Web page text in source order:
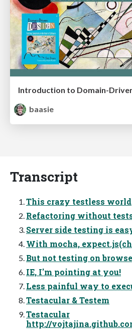
baasie
Transcript
This crazy testless world
Refactoring without
Server side testing is
With mocha,
But not testing on
IE, I'm pointing at you!
Less painful way to
Testacular & Testem
Testacular
http://